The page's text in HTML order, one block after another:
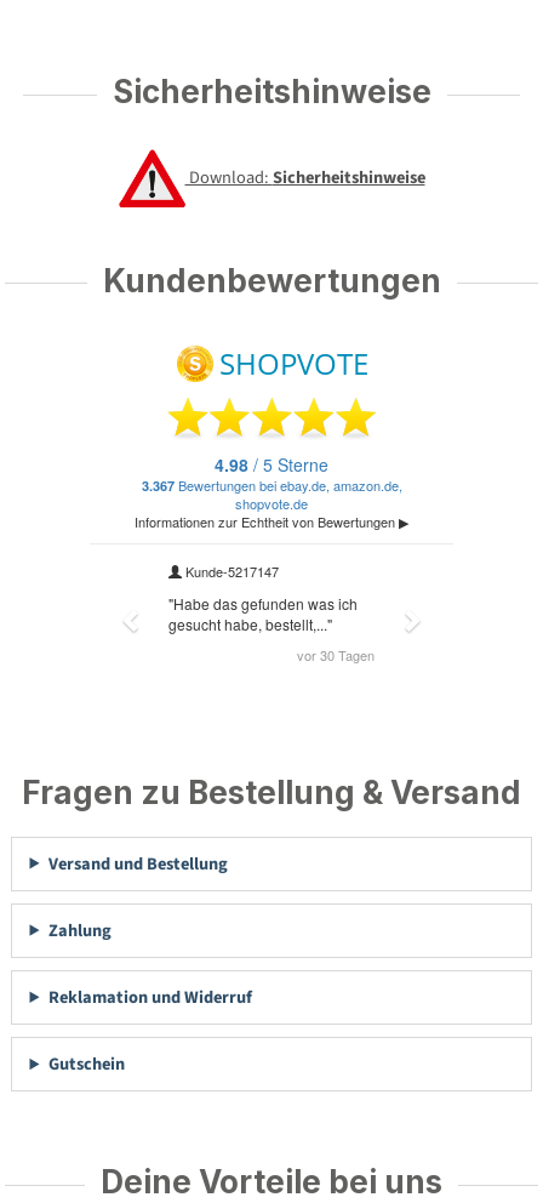
Sicherheitshinweise
Download:Sicherheitshinweise
Kundenbewertungen
Fragen zu Bestellung & Versand
Versand und Bestellung
Zahlung
Reklamation und Widerruf
Gutschein
Deine Vorteile bei uns